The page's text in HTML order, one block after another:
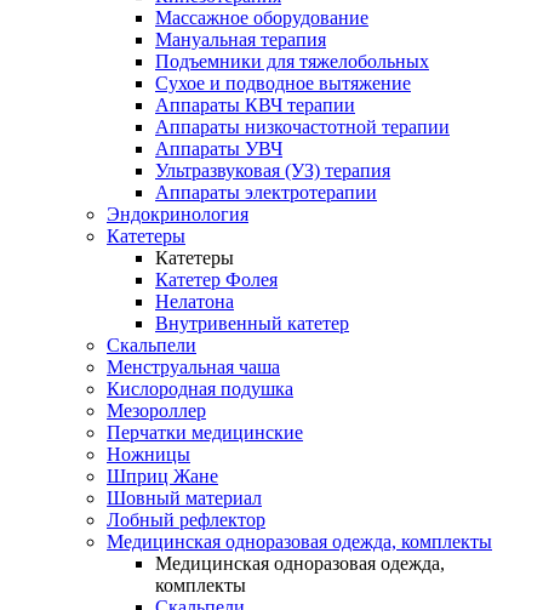
Массажное оборудование
Мануальная терапия
Подъемники для тяжелобольных
Сухое и подводное вытяжение
Аппараты КВЧ терапии
Аппараты низкочастотной терапии
Аппараты УВЧ
Ультразвуковая (УЗ) терапия
Аппараты электротерапии
Эндокринология
Катетеры
Катетеры
Катетер Фолея
Нелатона
Внутривенный катетер
Скальпели
Менструальная чаша
Кислородная подушка
Мезороллер
Перчатки медицинские
Ножницы
Шприц Жане
Шовный материал
Лобный рефлектор
Медицинская одноразовая одежда, комплекты
Медицинская одноразовая одежда,
комплекты